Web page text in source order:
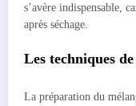
s’avère indispensable,
après séchage.
Les techniques
La préparation du